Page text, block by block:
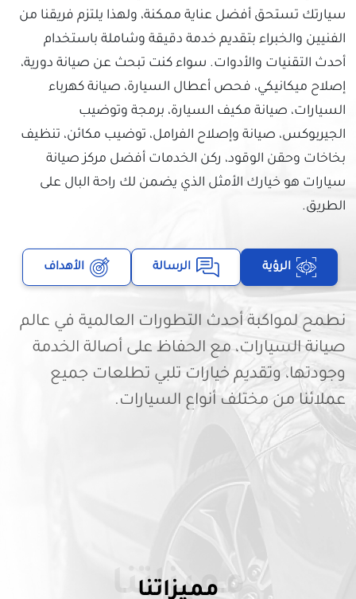
سيارتك تستحق أفضل عناية ممكنة، ولهذا يلتزم فريقنا من
الفنيين والخبراء بتقديم خدمة دقيقة وشاملة باستخدام
أحدث التقنيات والأدوات. سواء كنت تبحث عن صيانة دورية،
إصلاح ميكانيكي، فحص أعطال السيارة، صيانة كهرباء
السيارات، صيانة مكيف السيارة، برمجة وتوضيب
الجيربوكس، صيانة وإصلاح الفرامل، توضيب مكائن، تنظيف
بخاخات وحقن الوقود، ركن الخدمات أفضل مركز صيانة
سيارات هو خيارك الأمثل الذي يضمن لك راحة البال على
الطريق.
الرؤية الرسالة الأهداف
نطمح لمواكبة أحدث التطورات العالمية في عالم
صيانة السيارات، مع الحفاظ على أصالة الخدمة
وجودتها، وتقديم خيارات تلبي تطلعات جميع
عملائنا من مختلف أنواع السيارات.
مميزاتنا